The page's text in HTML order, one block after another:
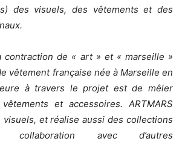
des visuels, des vêtements et des
contraction de « art » et « marseille »
vêtement française née à Marseille en
à travers le projet est de mêler
et accessoires. ARTMARS
et réalise aussi des collections
collaboration avec d’autres